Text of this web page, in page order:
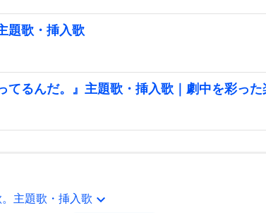
題歌・挿入歌
てるんだ。』主題歌・挿入歌｜劇中を彩っ
主題歌・挿入歌 expand_more